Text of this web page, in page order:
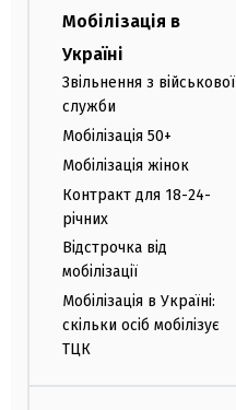
Мобілізація в
Україні
Звільнення з військової
служби
Мобілізація 50+
Мобілізація жінок
Контракт для 18-24-
річних
Відстрочка від
мобілізації
Мобілізація в Україні:
скільки осіб мобілізує
ТЦК